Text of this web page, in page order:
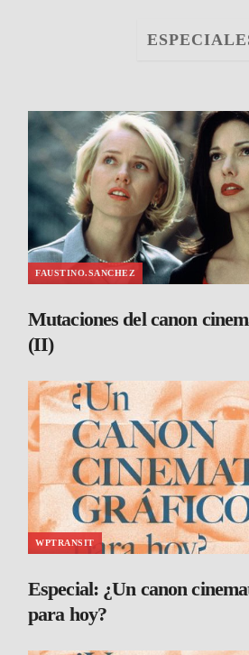
FAUSTINO.SANCHEZ
Mutaciones del canon
(II)
WPTRANSIT
Especial: ¿Un canon
para hoy?